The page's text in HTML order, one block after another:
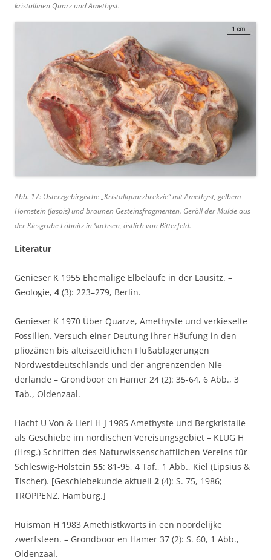
kristallinen Quarz und Amethyst.
Abb. 17: Osterzgebirgische „Kristallquarzbrekzie“ mit Amethyst, gelbem
Hornstein (Jaspis) und braunen Gesteinsfragmenten. Geröll der Mulde aus
der Kiesgrube Löbnitz in Sachsen, östlich von Bitterfeld.
Literatur
Genieser K 1955 Ehemalige Elbeläufe in der Lausitz. –
Geologie, 4 (3): 223–279, Berlin.
Genieser K 1970 Über Quarze, Amethyste und verkieselte
Fossilien. Versuch einer Deutung ihrer Häufung in den
pliozänen bis alteiszeitlichen Flußablagerungen
Nordwestdeutschlands und der angrenzenden Nie-
derlande – Grondboor en Hamer 24 (2): 35-64, 6 Abb., 3
Tab., Oldenzaal.
Hacht U Von & Lierl H-J 1985 Amethyste und Bergkristalle
als Geschiebe im nordischen Vereisungsgebiet – KLUG H
(Hrsg.) Schriften des Naturwissenschaftlichen Vereins für
Schleswig-Holstein 55: 81-95, 4 Taf., 1 Abb., Kiel (Lipsius &
Tischer). [Geschiebekunde aktuell 2 (4): S. 75, 1986;
TROPPENZ, Hamburg.]
Huisman H 1983 Amethistkwarts in een noordelijke
zwerfsteen. – Grondboor en Hamer 37 (2): S. 60, 1 Abb.,
Oldenzaal.